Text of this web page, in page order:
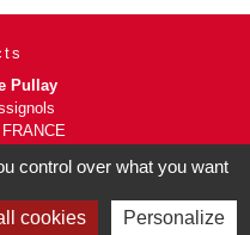
Pullay
:
control over what you want
cookies Personalize